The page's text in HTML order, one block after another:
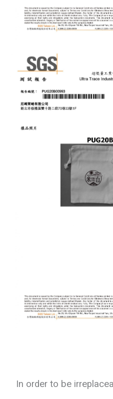
In order to be